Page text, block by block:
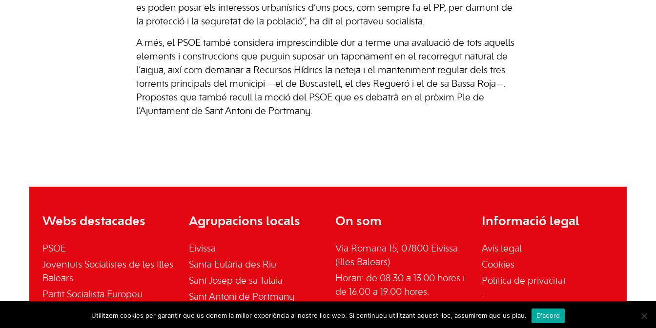
es poden posar els interessos urbanístics d’uns pocs, com sempre fa el PP, per damunt de
la protecció i la seguretat de la població”, ha dit el portaveu socialista.
A més, el PSOE també considera imprescindible dur a terme una avaluació de tots aquells
elements i construccions que puguin suposar un taponament en el recorregut natural de
l’aigua, així com demanar a Recursos Hídrics la neteja i el manteniment regular dels tres
torrents principals del municipi —el de Buscastell, el des Regueró i el de sa Bassa Roja—.
Propostes que també recull la moció del PSOE que es debatrà en el pròxim Ple de
l’Ajuntament de Sant Antoni de Portmany.
Webs destacades
PSOE
Joventuts Socialistes de les Illes
Balears
Partit Socialista Europeu
Agrupacions locals
Eivissa
Santa Eulària des Riu
Sant Josep de sa Talaia
Sant Antoni de Portmany
Sant Joan de Labritja
On som
Via Romana 15, 07800 Eivissa
(Illes Balears)
Horari: de 08.30 a 13.00 hores i
de 16.00 a 19.00 hores.
Informació legal
Avís legal
Cookies
Política de privacitat
Utilitzem cookies per garantir que us donem la millor experiència al nostre lloc web. Si continueu utilitzant aquest lloc, assumirem que us plau. D'acord